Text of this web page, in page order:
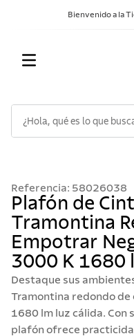
Bienvenido a la
Referencia: 58026038
Plafón de
Tramontina
Empotrar
3000 K 1680
Destaque sus
Tramontina redondo
1680 lm luz cálida. Con
plafón ofrece
2.
sarten
3.
cubiertos
4 .
ollas
5.
acero inoxidable
6.
grano
7.
442